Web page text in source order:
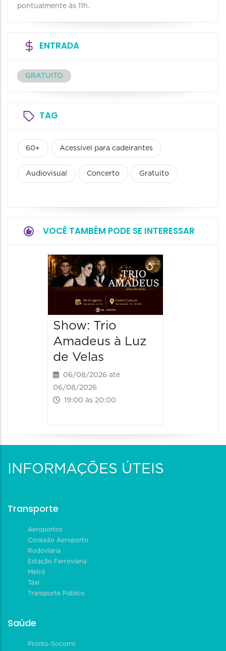
pontualmente às 11h.
ENTRADA
GRATUITO
TAG
60+ Acessível para cadeirantes
Audiovisual Concerto Gratuito
VOCÊ TAMBÉM PODE SE INTERESSAR
Show: Trio
Amadeus à Luz
de Velas
06/08/2026 até
06/08/2026
19:00 às 20:00
INFORMAÇÕES ÚTEIS
Transporte
Aeroportos
Conexão Aeroporto
Rodoviária
Estação Ferroviária
Metrô
Táxi
Transporte Público
Saúde
Pronto-Socorro